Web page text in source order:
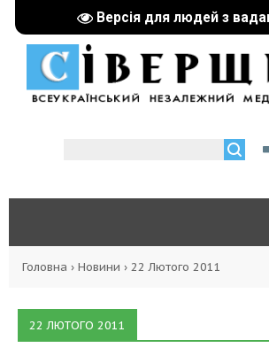
Версія для людей з
Головна › Новини › 22 Лютого 2011
22 ЛЮТОГО 2011